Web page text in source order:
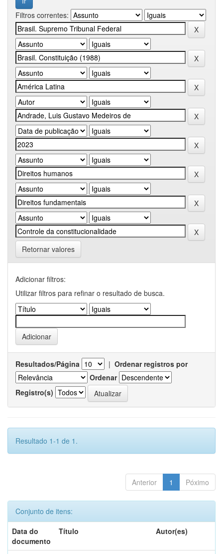
Filtros correntes:
Retornar valores
Adicionar filtros:
Utilizar filtros para refinar o resultado de busca.
Resultados/Página | Ordenar registros por
Ordenar
Registro(s)
Resultado 1-1 de 1.
Anterior 1 Póximo
Conjunto de itens:
Data do
documento
Título Autor(es)